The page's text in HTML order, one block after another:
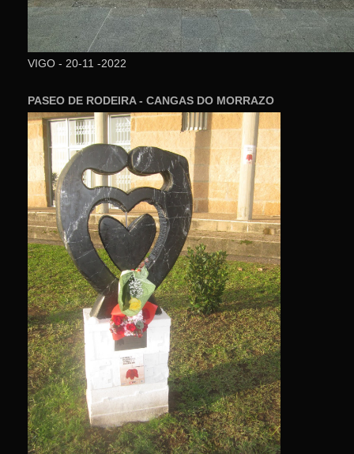
VIGO - 20-11 -2022
PASEO DE RODEIRA - CANGAS DO MORRAZO